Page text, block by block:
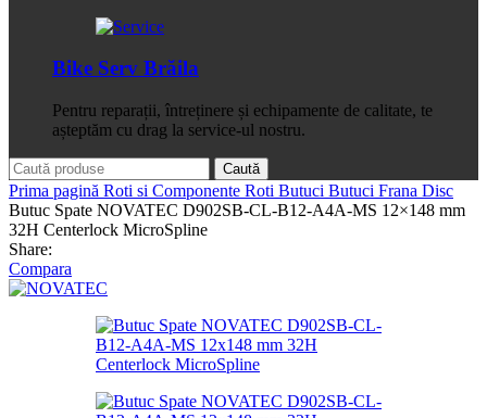
Bike Serv Brăila
Pentru reparații, întreținere și echipamente de calitate, te
așteptăm cu drag la service-ul nostru.
Caută
Prima pagină Roti si Componente Roti Butuci Butuci Frana Disc
Butuc Spate NOVATEC D902SB-CL-B12-A4A-MS 12×148 mm
32H Centerlock MicroSpline
Share:
Compara